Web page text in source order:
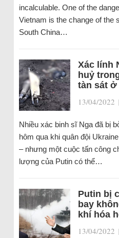
incalculable. One of the
Vietnam is the change of the
South China…
Xác lính
huỷ
tàn sát ở
13/04/2022 |
Nhiều xác binh sĩ Nga đã bị
hôm qua khi quân đội
– nhưng một cuộc tấn công
lượng của Putin có thể…
Putin bị
bay
khí hóa
13/04/2022 |